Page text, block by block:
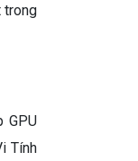
trong
GPU
Tính